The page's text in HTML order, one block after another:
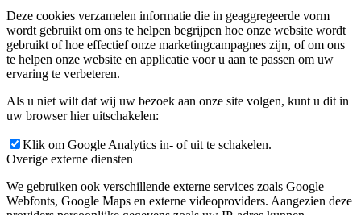
Deze cookies verzamelen informatie die in geaggregeerde vorm
wordt gebruikt om ons te helpen begrijpen hoe onze website wordt
gebruikt of hoe effectief onze marketingcampagnes zijn, of om ons
te helpen onze website en applicatie voor u aan te passen om uw
ervaring te verbeteren.
Als u niet wilt dat wij uw bezoek aan onze site volgen, kunt u dit in
uw browser hier uitschakelen:
Klik om Google Analytics in- of uit te schakelen.
Overige externe diensten
We gebruiken ook verschillende externe services zoals Google
Webfonts, Google Maps en externe videoproviders. Aangezien deze